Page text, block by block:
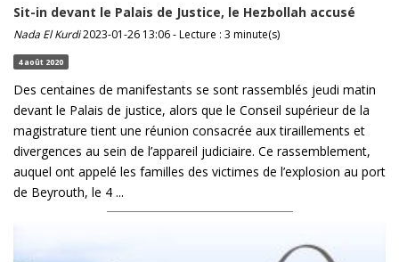
Sit-in devant le Palais de Justice, le Hezbollah accusé
Nada El Kurdi2023-01-26 13:06 - Lecture : 3 minute(s)
4 août 2020
Des centaines de manifestants se sont rassemblés jeudi matin
devant le Palais de justice, alors que le Conseil supérieur de la
magistrature tient une réunion consacrée aux tiraillements et
divergences au sein de l’appareil judiciaire. Ce rassemblement,
auquel ont appelé les familles des victimes de l’explosion au port
de Beyrouth, le 4 ...